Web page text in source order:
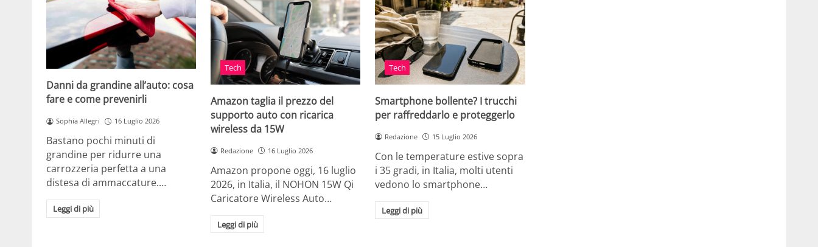
Danni da grandine all’auto: cosa
fare e come prevenirli
Sophia Allegri 16 Luglio 2026
Bastano pochi minuti di
grandine per ridurre una
carrozzeria perfetta a una
distesa di ammaccature.…
Leggi di più
Tech
Amazon taglia il prezzo del
supporto auto con ricarica
wireless da 15W
Redazione 16 Luglio 2026
Amazon propone oggi, 16 luglio
2026, in Italia, il NOHON 15W Qi
Caricatore Wireless Auto…
Leggi di più
Tech
Smartphone bollente? I trucchi
per raffreddarlo e proteggerlo
Redazione 15 Luglio 2026
Con le temperature estive sopra
i 35 gradi, in Italia, molti utenti
vedono lo smartphone…
Leggi di più